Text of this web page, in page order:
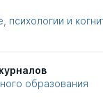
психологии и
образования